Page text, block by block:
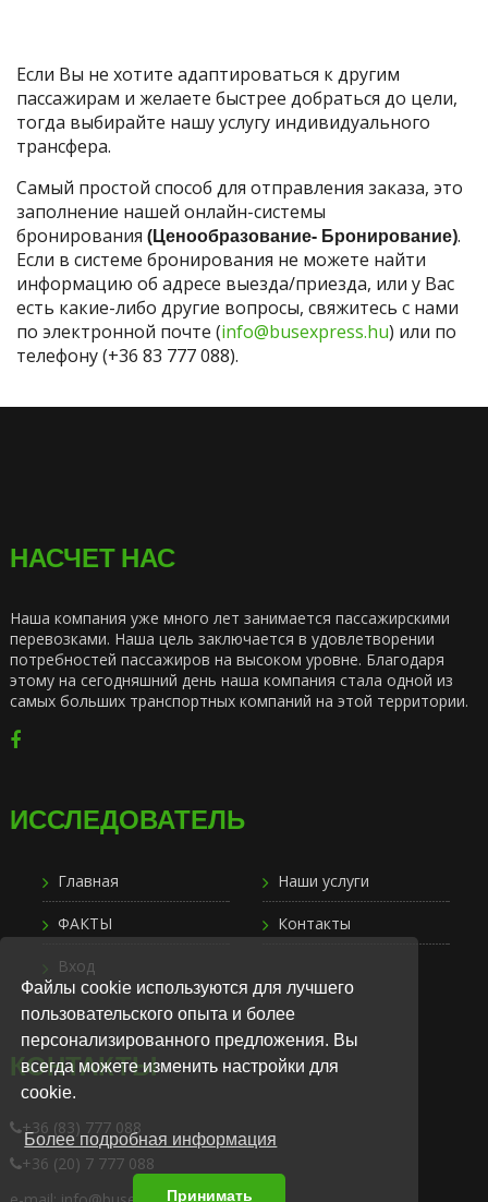
Файлы cookie используются для лучшего
пользовательского опыта и более
персонализированного предложения. Вы
всегда можете изменить настройки для
cookie.
Более подробная информация
Принимать
Если Вы не хотите адаптироваться к другим
пассажирам и желаете быстрее добраться до цели,
тогда выбирайте нашу услугу индивидуального
трансфера.
Самый простой способ для отправления заказа, это
заполнение нашей онлайн-системы
бронирования (Ценообразование- Бронирование).
Если в системе бронирования не можете найти
информацию об адресе выезда/приезда, или у Вас
есть какие-либо другие вопросы, свяжитесь с нами
по электронной почте (info@busexpress.hu) или по
телефону (+36 83 777 088).
НАСЧЕТ НАС
Наша компания уже много лет занимается пассажирскими
перевозками. Наша цель заключается в удовлетворении
потребностей пассажиров на высоком уровне. Благодаря
этому на сегодняшний день наша компания стала одной из
самых больших транспортных компаний на этой территории.
ИССЛЕДОВАТЕЛЬ
Главная Наши услуги
ФАКТЫ Контакты
Вход
КОНТАКТЫ
+36 (83) 777 088
+36 (20) 7 777 088